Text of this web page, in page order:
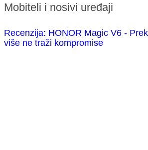
Mobiteli i nosivi uređaji
Recenzija: HONOR Magic V6 -
više ne traži kompromise